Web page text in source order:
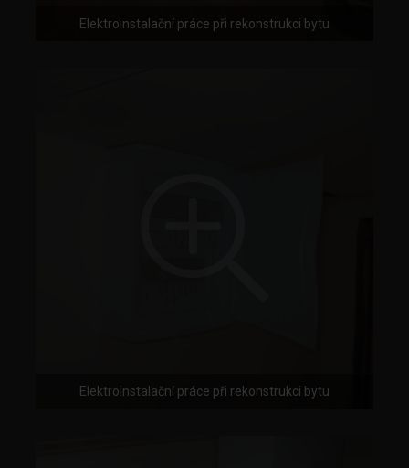
Elektroinstalační práce při rekonstrukci bytu
Elektroinstalační práce při rekonstrukci bytu